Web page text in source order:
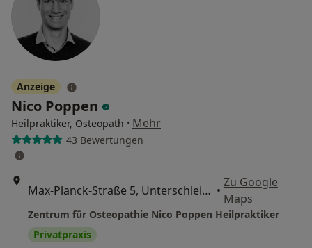
Anzeige
Nico Poppen
Heilpraktiker, Osteopath · Mehr
43 Bewertungen
Max-Planck-Straße 5, Unterschleißheim •
Zu Google
Maps
Zentrum für Osteopathie Nico Poppen Heilpraktiker
Privatpraxis